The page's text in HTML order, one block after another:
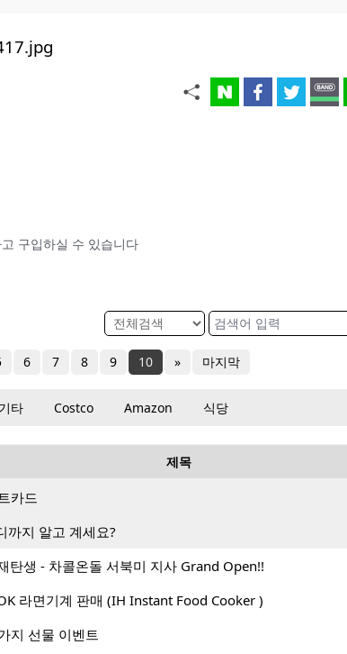
구입하실 수 있습니다
6 7 8 9 10 » 마지막
기타 Costco Amazon 식당
제목
카드
까지 알고 계세요?
탄생 - 차콜온돌 서북미 지사 Grand Open!!
라면기계 판매 (IH Instant Food Cooker )
지 선물 이벤트